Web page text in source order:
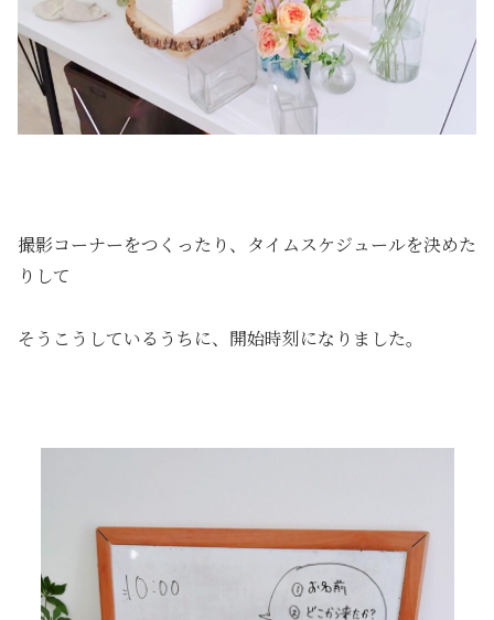
撮影コーナーをつくったり、タイムスケジュールを決めた
りして
そうこうしているうちに、開始時刻になりました。